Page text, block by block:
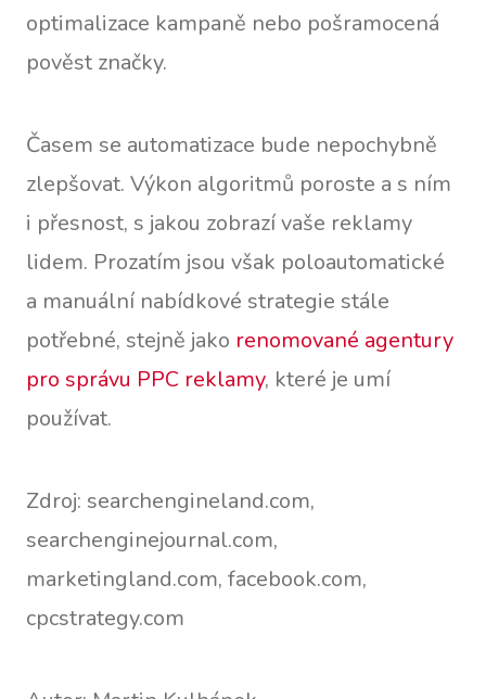
optimalizace kampaně nebo pošramocená
pověst značky.
Časem se automatizace bude nepochybně
zlepšovat. Výkon algoritmů poroste a s ním
i přesnost, s jakou zobrazí vaše reklamy
lidem. Prozatím jsou však poloautomatické
a manuální nabídkové strategie stále
potřebné, stejně jako renomované agentury
pro správu PPC reklamy, které je umí
používat.
Zdroj: searchengineland.com,
searchenginejournal.com,
marketingland.com, facebook.com,
cpcstrategy.com